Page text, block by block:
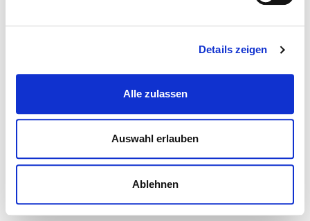
Details zeigen
Alle zulassen
Auswahl erlauben
Ablehnen